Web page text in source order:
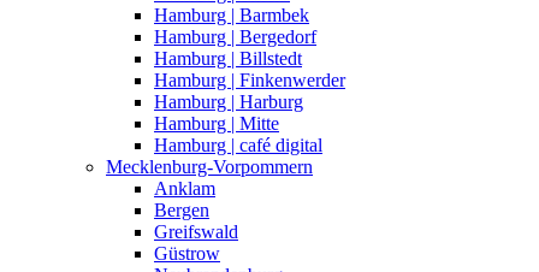
Hamburg | Barmbek
Hamburg | Bergedorf
Hamburg | Billstedt
Hamburg | Finkenwerder
Hamburg | Harburg
Hamburg | Mitte
Hamburg | café digital
Mecklenburg-Vorpommern
Anklam
Bergen
Greifswald
Güstrow